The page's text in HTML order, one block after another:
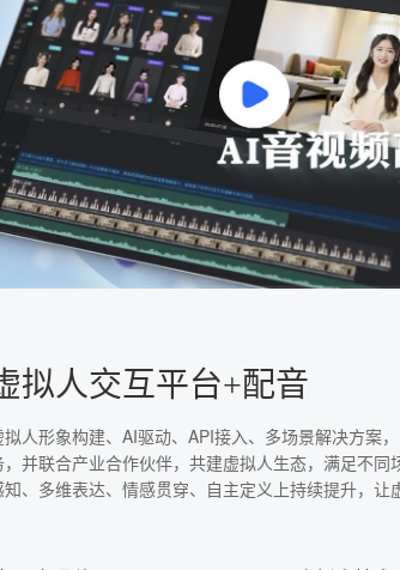
拟人交互平台+配音
人形象构建、AI驱动、API接入、多场景解决方案
，并联合产业合作伙伴，共建虚拟人生态，满足不同
知、多维表达、情感贯穿、自主定义上持续提升，让